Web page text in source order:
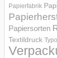
Papierfabrik
Papiersorten
Textildruck